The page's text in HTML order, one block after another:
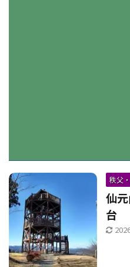
秩父
仙
台